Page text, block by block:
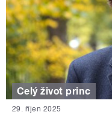
Celý život princ
29. říjen 2025